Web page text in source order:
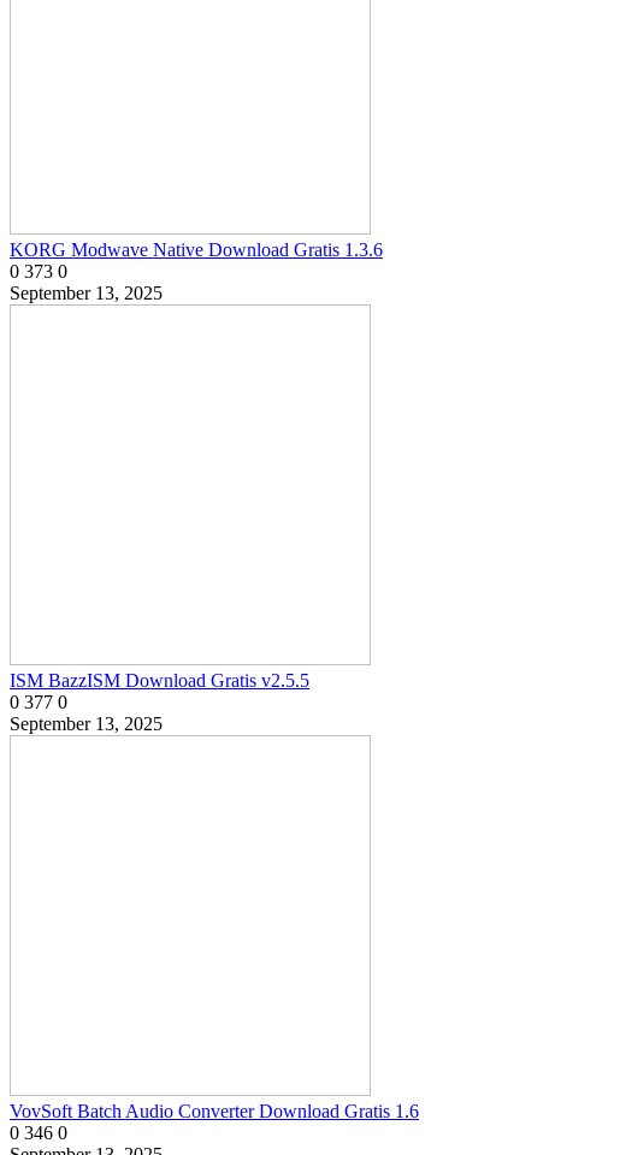
KORG Modwave Native Download Gratis 1.3.6
0 373 0
September 13, 2025
ISM BazzISM Download Gratis v2.5.5
0 377 0
September 13, 2025
VovSoft Batch Audio Converter Download Gratis 1.6
0 346 0